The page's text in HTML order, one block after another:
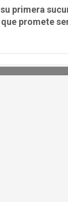
primera
promete